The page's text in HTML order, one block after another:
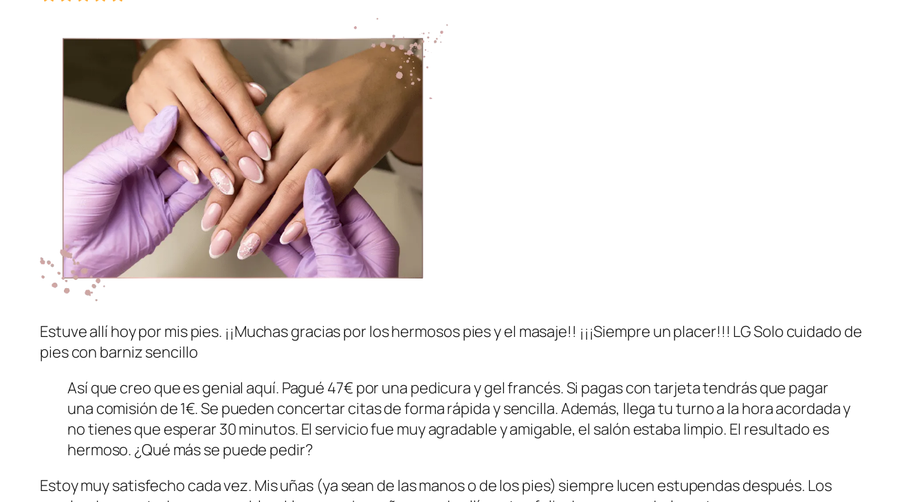
Estuve allí hoy por mis pies. ¡¡Muchas gracias por los hermosos pies y el masaje!! ¡¡¡Siempre un placer!!! LG Solo cuidado de
pies con barniz sencillo
Así que creo que es genial aquí. Pagué 47€ por una pedicura y gel francés. Si pagas con tarjeta tendrás que pagar
una comisión de 1€. Se pueden concertar citas de forma rápida y sencilla. Además, llega tu turno a la hora acordada y
no tienes que esperar 30 minutos. El servicio fue muy agradable y amigable, el salón estaba limpio. El resultado es
hermoso. ¿Qué más se puede pedir?
Estoy muy satisfecho cada vez. Mis uñas (ya sean de las manos o de los pies) siempre lucen estupendas después. Los